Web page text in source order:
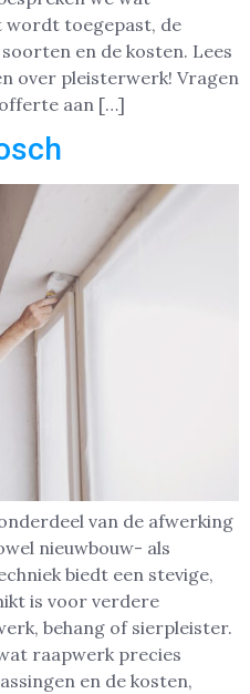
wordt toegepast, de
en de kosten. Lees
over pleisterwerk! Vragen
aan […]
van de afwerking
nieuwbouw- als
biedt een stevige,
is voor verdere
behang of sierpleister.
raapwerk precies
en de kosten,